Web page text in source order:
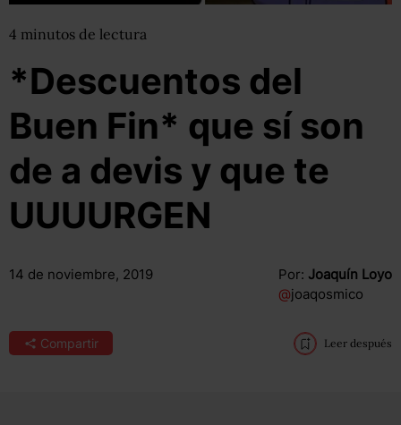
4 minutos de lectura
*Descuentos del
Buen Fin* que sí son
de a devis y que te
UUUURGEN
14 de noviembre, 2019 Por: Joaquín Loyo
@joaqosmico
Compartir Leer después